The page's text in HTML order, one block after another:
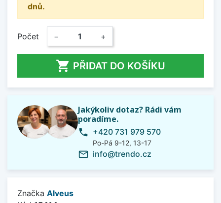
dnů.
Počet − +
 PŘIDAT DO KOŠÍKU
Jakýkoliv dotaz? Rádi vám
poradíme.
phone +420 731 979 570
Po-Pá 9-12, 13-17
mail_outline info@trendo.cz
Značka Alveus